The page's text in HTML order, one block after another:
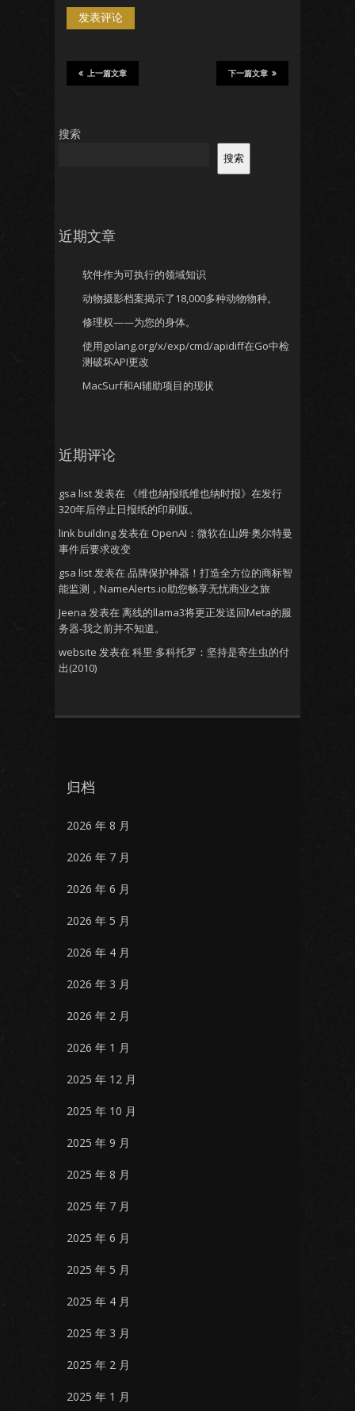
下一篇文章
上一篇文章
搜索
搜索
近期文章
软件作为可执行的领域知识
动物摄影档案揭示了18,000多种动物物种。
修理权——为您的身体。
使用golang.org/x/exp/cmd/apidiff在Go中检
测破坏API更改
MacSurf和AI辅助项目的现状
近期评论
gsa list发表在
《维也纳报纸维也纳时报》在发行
320年后停止日报纸的印刷版。
link building发表在 OpenAI：微软在山姆·奥尔特曼
事件后要求改变
gsa list发表在 品牌保护神器！打造全方位的商标智
能监测，NameAlerts.io助您畅享无忧商业之旅
Jeena 发表在 离线的llama3将更正发送回Meta的服
务器-我之前并不知道。
website 发表在 科里·多科托罗：坚持是寄生虫的付
出(2010)
归档
2026 年 8 月
2026 年 7 月
2026 年 6 月
2026 年 5 月
2026 年 4 月
2026 年 3 月
2026 年 2 月
2026 年 1 月
2025 年 12 月
2025 年 10 月
2025 年 9 月
2025 年 8 月
2025 年 7 月
2025 年 6 月
2025 年 5 月
2025 年 4 月
2025 年 3 月
2025 年 2 月
2025 年 1 月